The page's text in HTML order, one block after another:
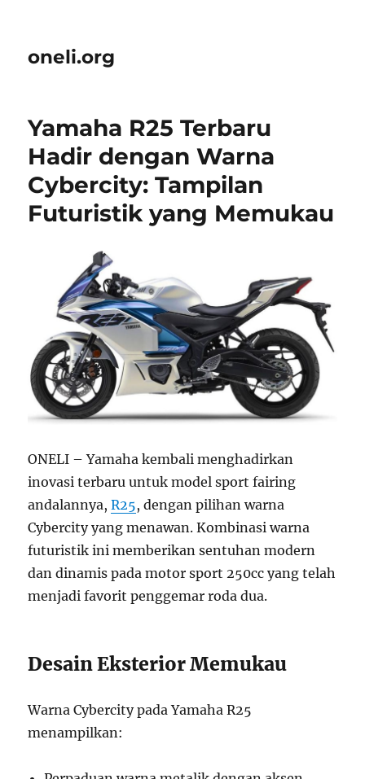
oneli.org
Yamaha R25 Terbaru
Hadir dengan Warna
Cybercity: Tampilan
Futuristik yang Memukau
ONELI – Yamaha kembali menghadirkan
inovasi terbaru untuk model sport fairing
andalannya,R25, dengan pilihan warna
Cybercity yang menawan. Kombinasi warna
futuristik ini memberikan sentuhan modern
dan dinamis pada motor sport 250cc yang telah
menjadi favorit penggemar roda dua.
Desain Eksterior Memukau
Warna Cybercity pada Yamaha R25
menampilkan: